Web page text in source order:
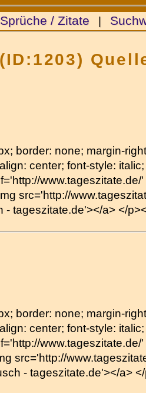
/ Zitate |
border: none; margin-
center; font-style:
src='http://
- tageszitate.de'></a> </
border: none; margin-
center; font-style:
src='http://
- tageszitate.de'></a>